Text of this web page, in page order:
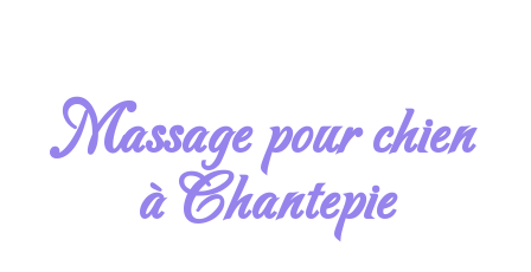
Massage pour chien
à Chantepie